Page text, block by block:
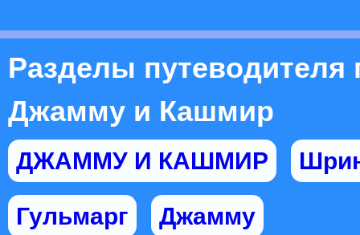
Разделы путеводителя
Джамму и Кашмир
ДЖАММУ И КАШМИР
Гульмарг Джамму